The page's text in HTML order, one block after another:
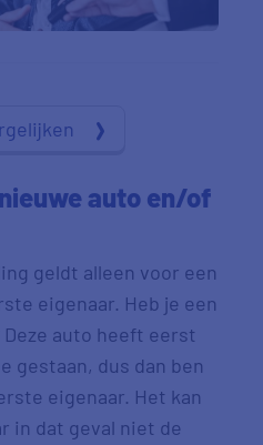
auto en/of
geldt alleen voor een
eigenaar. Heb je een
auto heeft eerst
gestaan, dus dan ben
eigenaar. Het kan
in dat geval niet de